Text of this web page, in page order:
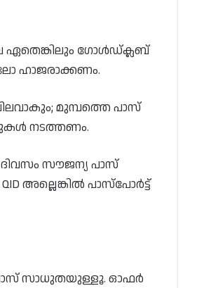
ഏതെങ്കിലും ഗോൾഡ്‌ക്ലബ്
ഹാജരാക്കണം.
മുമ്പത്തെ പാസ്
നടത്തണം.
സൗജന്യ പാസ്
അല്ലെങ്കിൽ പാസ്‌പോർട്ട്
പാസ് സാധുതയുള്ളൂ. ഓഫർ